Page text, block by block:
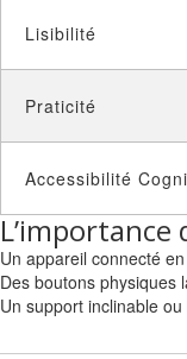
Lisibilité
Praticité
Accessibilité
Un appareil connecté
Des boutons physiques
Un support inclinable